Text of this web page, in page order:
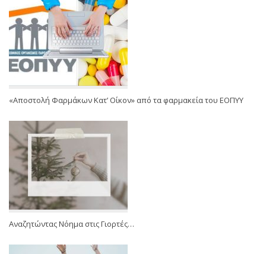
«Αποστολή Φαρμάκων Κατ’ Οίκον» από τα φαρμακεία του ΕΟΠΥΥ
Αναζητώντας Νόημα στις Γιορτές…